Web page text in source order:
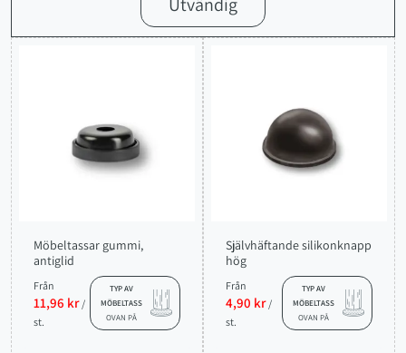
Möbeltassar gummi,
antiglid
Från
11,96 kr /
st.
TYP AV
MÖBELTASS
OVAN PÅ
Självhäftande silikonknapp
hög
Från
4,90 kr /
st.
TYP AV
MÖBELTASS
OVAN PÅ